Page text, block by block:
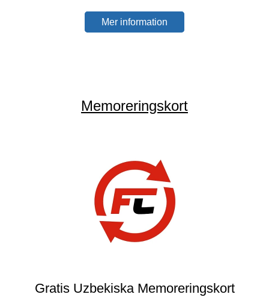
Mer information
Memoreringskort
Gratis Uzbekiska Memoreringskort